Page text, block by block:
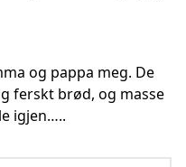
og pappa meg. De
ferskt brød, og masse
igjen…..